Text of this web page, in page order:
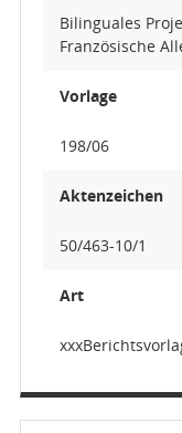
Bilinguales
Französische
Vorlage
198/06
Aktenzeichen
50/463-10/1
Art